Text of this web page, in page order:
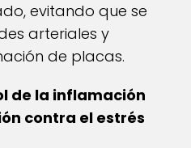
evitando que se
arteriales y
de placas.
de la inflamación
contra el estrés